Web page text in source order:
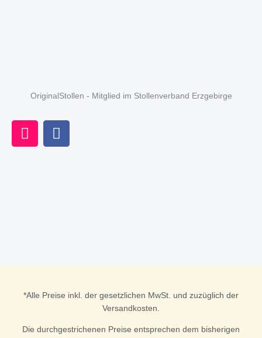
OriginalStollen - Mitglied im Stollenverband Erzgebirge
I
n
F
a
*Alle Preise inkl. der gesetzlichen MwSt. und zuzüglich der
Versandkosten.
Die durchgestrichenen Preise entsprechen dem bisherigen